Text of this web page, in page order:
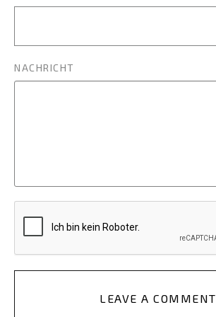
NACHRICHT
LEAVE A COMMENT